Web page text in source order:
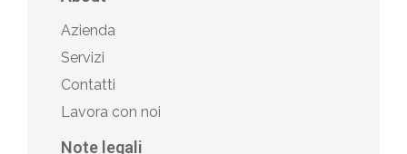
Azienda
Servizi
Contatti
Lavora con noi
Note legali